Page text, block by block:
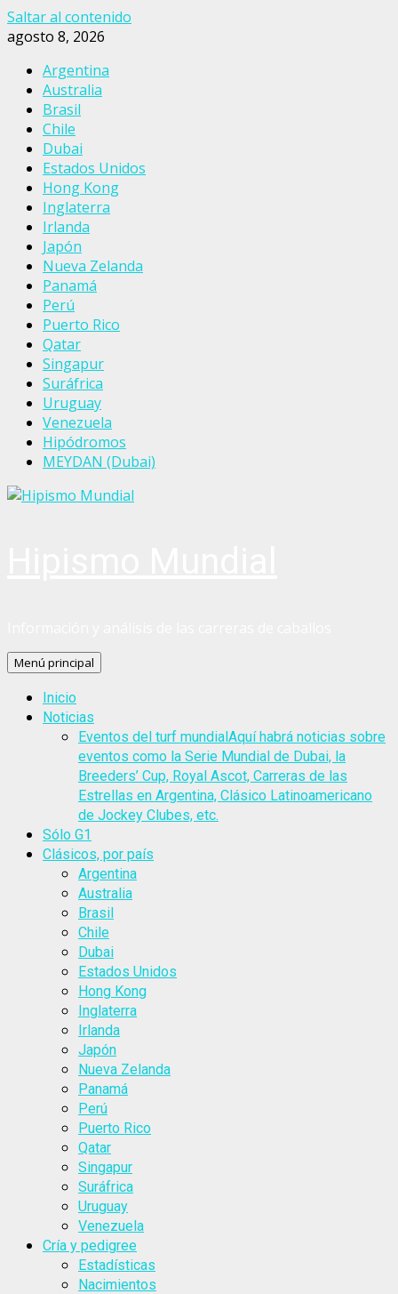
Saltar al contenido
agosto 8, 2026
Argentina
Australia
Brasil
Chile
Dubai
Estados Unidos
Hong Kong
Inglaterra
Irlanda
Japón
Nueva Zelanda
Panamá
Perú
Puerto Rico
Qatar
Singapur
Suráfrica
Uruguay
Venezuela
Hipódromos
MEYDAN (Dubai)
Menú principal
Inicio
Noticias
Eventos del turf mundialAquí habrá noticias sobre
eventos como la Serie Mundial de Dubai, la
Breeders’ Cup, Royal Ascot, Carreras de las
Estrellas en Argentina, Clásico Latinoamericano
de Jockey Clubes, etc.
Sólo G1
Clásicos, por país
Argentina
Australia
Brasil
Chile
Dubai
Estados Unidos
Hong Kong
Inglaterra
Irlanda
Japón
Nueva Zelanda
Panamá
Perú
Puerto Rico
Qatar
Singapur
Suráfrica
Uruguay
Venezuela
Cría y pedigree
Estadísticas
Nacimientos